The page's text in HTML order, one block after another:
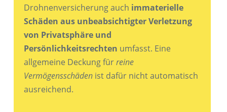
Drohnenversicherung auch immaterielle
Schäden aus unbeabsichtigter Verletzung
von Privatsphäre und
Persönlichkeitsrechten umfasst. Eine
allgemeine Deckung fürreine
Vermögensschäden ist dafür nicht automatisch
ausreichend.